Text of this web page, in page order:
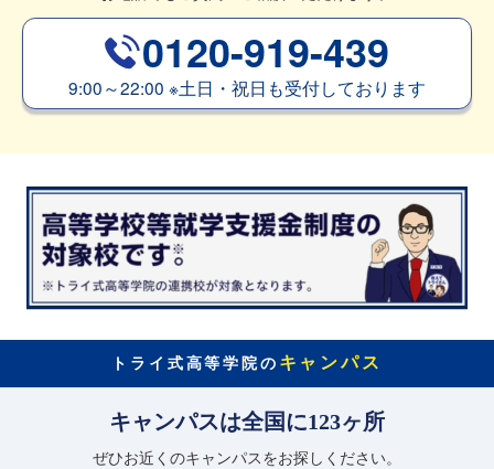
0120-919-439
9:00～22:00 ※土日・祝日も受付しております
トライ式高等学院の キャンパス
キャンパスは全国に123ヶ所
ぜひお近くのキャンパスをお探しください。